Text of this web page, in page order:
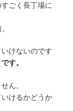
ごく長丁場に
けないのです
す。
ん。
けるかどうか